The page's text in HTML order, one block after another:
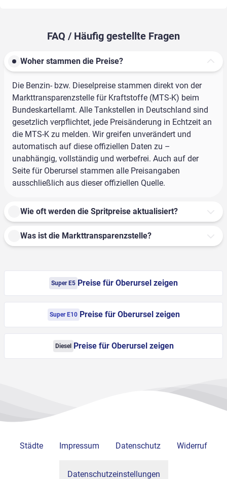
FAQ / Häufig gestellte Fragen
Woher stammen die Preise?
Die Benzin- bzw. Dieselpreise stammen direkt von der
Markttransparenzstelle für Kraftstoffe (MTS-K) beim
Bundeskartellamt. Alle Tankstellen in Deutschland sind
gesetzlich verpflichtet, jede Preisänderung in Echtzeit an
die MTS-K zu melden. Wir greifen unverändert und
automatisch auf diese offiziellen Daten zu –
unabhängig, vollständig und werbefrei. Auch auf der
Seite für Oberursel stammen alle Preisangaben
ausschließlich aus dieser offiziellen Quelle.
Wie oft werden die Spritpreise aktualisiert?
Was ist die Markttransparenzstelle?
Super E5 Preise für Oberursel zeigen
Super E10 Preise für Oberursel zeigen
Diesel Preise für Oberursel zeigen
Städte Impressum Datenschutz Widerruf
Datenschutzeinstellungen